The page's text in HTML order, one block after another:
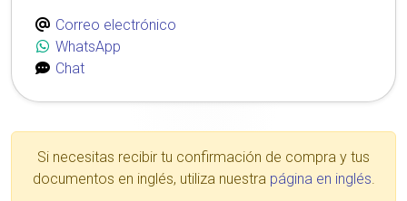
Correo electrónico
WhatsApp
Chat
Si necesitas recibir tu confirmación de compra y tus
documentos en inglés, utiliza nuestra página en inglés.